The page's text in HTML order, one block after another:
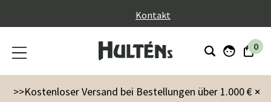
Kontakt
0
×
>>Kostenloser Versand bei Bestellungen über 1.000 €